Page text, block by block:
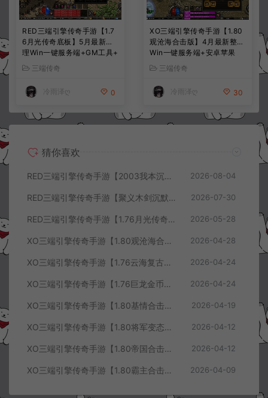
RED三端引擎传奇手游【1.7
6月光传奇底板】5月最新整
理Win一键服务端+GM工具+
PC安卓苹果+详细搭建教程
三端传奇
冷雨泽ღ 0
XO三端引擎传奇手游【1.80
观沧海合击版】4月最新整理
Win一键服务端+安卓苹果
+详细搭建教程
三端传奇
冷雨泽ღ 30
猜你喜欢
RED三端引擎传奇手游【2003我本沉默三职业】8月最新整理Win一键服务端+PC安卓+详细搭建教程 2026-08-04
RED三端引擎传奇手游【聚义木剑沉默高仿嘟嘟沉默】7月最新整理Win一键服务端+PC安卓苹果+详细搭建教程 2026-07-30
RED三端引擎传奇手游【1.76月光传奇底板】5月最新整理Win一键服务端+GM工具+PC安卓苹果+详细搭建教程 2026-05-28
XO三端引擎传奇手游【1.80观沧海合击版】4月最新整理Win一键服务端+安卓苹果+详细搭建教程 2026-04-28
XO三端引擎传奇手游【1.76云海复古传奇】4月最新整理Win一键服务端+PC安卓苹果+详细搭建教程+视频教程 2026-04-24
XO三端引擎传奇手游【1.76巨龙金币合击版】4月最新整理Win一键服务端+PC安卓苹果+详细搭建教程+视频教程 2026-04-24
XO三端引擎传奇手游【1.80基情合击版】4月最新整理Win一键服务端+PC安卓苹果+详细搭建教程+视频教程 2026-04-19
XO三端引擎传奇手游【1.80将军变态合击版】4月最新整理Win一键服务端+PC安卓苹果+详细搭建教程+视频教程 2026-04-12
XO三端引擎传奇手游【1.80帝国合击版】4月最新整理Win一键服务端+PC安卓苹果+详细搭建教程+视频教程 2026-04-12
XO三端引擎传奇手游【1.80霸主合击版】4月最新整理Win一键服务端+PC安卓苹果+详细搭建教程+视频教程 2026-04-09